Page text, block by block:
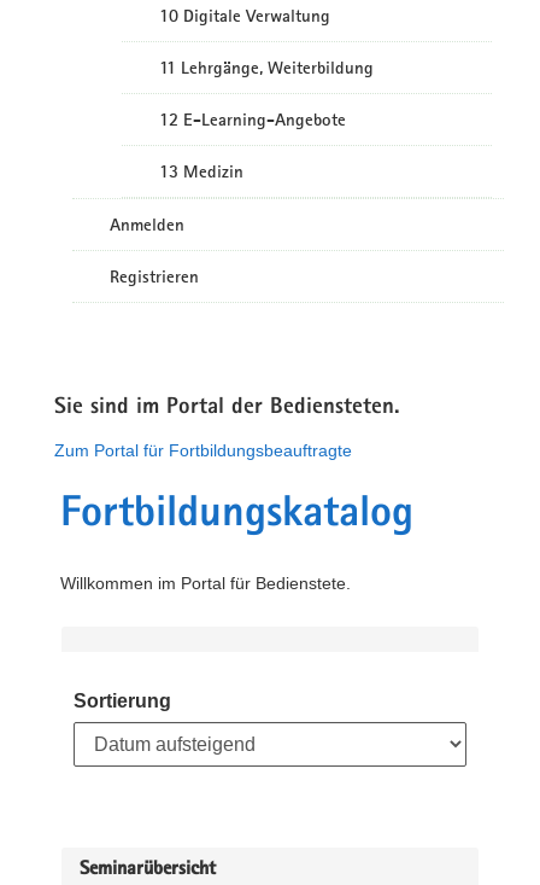
10 Digitale Verwaltung
11 Lehrgänge, Weiterbildung
12 E-Learning-Angebote
13 Medizin
Anmelden
Registrieren
Sie sind im Portal der Bediensteten.
Zum Portal für Fortbildungsbeauftragte
Fortbildungskatalog
Willkommen im Portal für Bedienstete.
Sortierung
Seminarübersicht